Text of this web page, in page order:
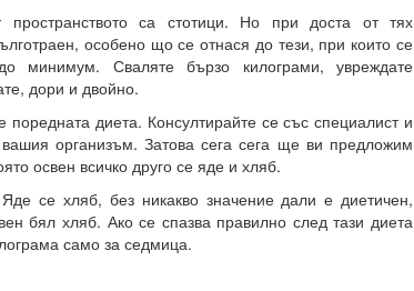
пространството са стотици. Но при доста от тях
особено що се отнася до тези, при които се
минимум. Сваляте бързо килограми, увреждате
дори и двойно.
поредната диета. Консултирайте се със специалист и
организъм. Затова сега сега ще ви предложим
освен всичко друго се яде и хляб.
се хляб, без никакво значение дали е диетичен,
бял хляб. Ако се спазва правилно след тази диета
само за седмица.